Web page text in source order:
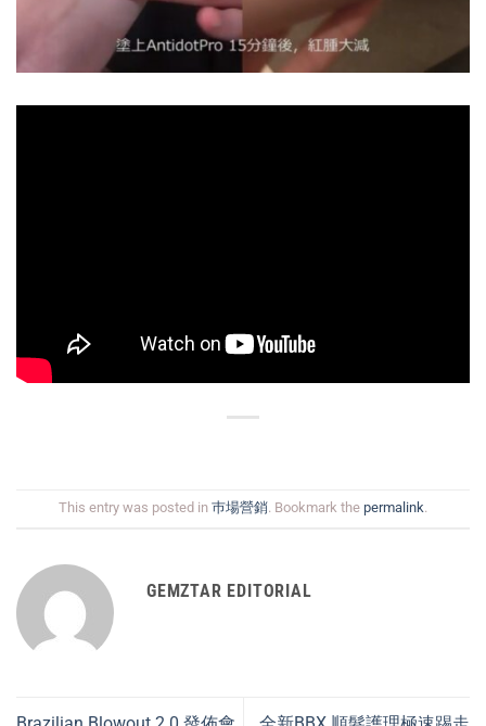
This entry was posted in 巿場營銷. Bookmark the permalink.
GEMZTAR EDITORIAL